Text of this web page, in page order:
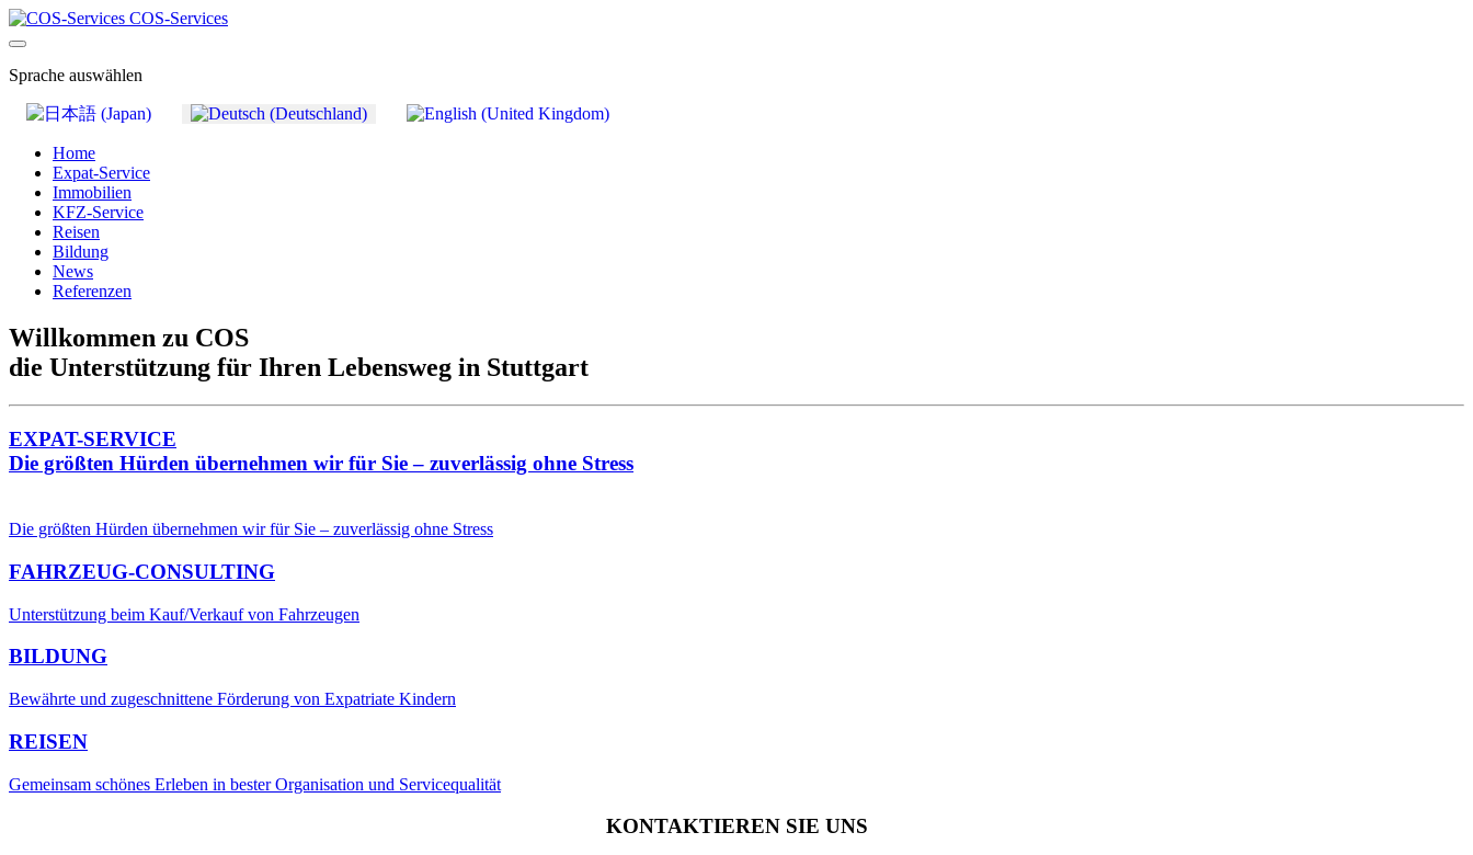
COS-Services
Sprache auswählen
Home
Expat-Service
Immobilien
KFZ-Service
Reisen
Bildung
News
Referenzen
Willkommen zu COS
die Unterstützung für Ihren Lebensweg in Stuttgart
EXPAT-SERVICE
Die größten Hürden übernehmen wir für Sie – zuverlässig ohne Stress
Die größten Hürden übernehmen wir für Sie – zuverlässig ohne Stress
FAHRZEUG-CONSULTING
Unterstützung beim Kauf/Verkauf von Fahrzeugen
BILDUNG
Bewährte und zugeschnittene Förderung von Expatriate Kindern
REISEN
Gemeinsam schönes Erleben in bester Organisation und Servicequalität
KONTAKTIEREN SIE UNS